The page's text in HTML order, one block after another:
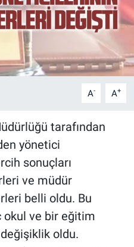
A- A+
tarafından
yönetici
sonuçları
ve müdür
belli oldu. Bu
okul ve bir eğitim
oldu.